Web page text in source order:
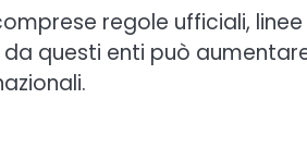
regole ufficiali, linee
questi enti può